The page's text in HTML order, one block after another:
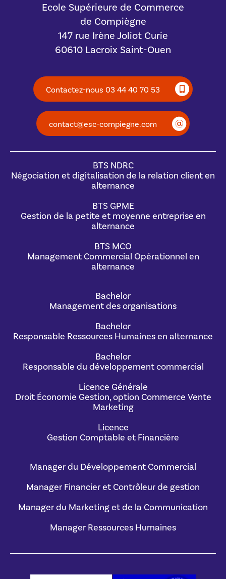
Ecole Supérieure de Commerce
de Compiègne
147 rue Irène Joliot Curie
60610 Lacroix Saint-Ouen
Contactez-nous 03 44 40 70 53
contact@esc-compiegne.com
BTS NDRC
Négociation et digitalisation de la relation client en
alternance
BTS GPME
Gestion de la petite et moyenne entreprise en
alternance
BTS MCO
Management Commercial Opérationnel en
alternance
Bachelor
Management des organisations
Bachelor
Responsable Ressources Humaines en alternance
Bachelor
Responsable du développement commercial
Licence Générale
Droit Économie Gestion, option Commerce Vente
Marketing
Licence
Gestion Comptable et Financière
Manager du Développement Commercial
Manager Financier et Contrôleur de gestion
Manager du Marketing et de la Communication
Manager Ressources Humaines